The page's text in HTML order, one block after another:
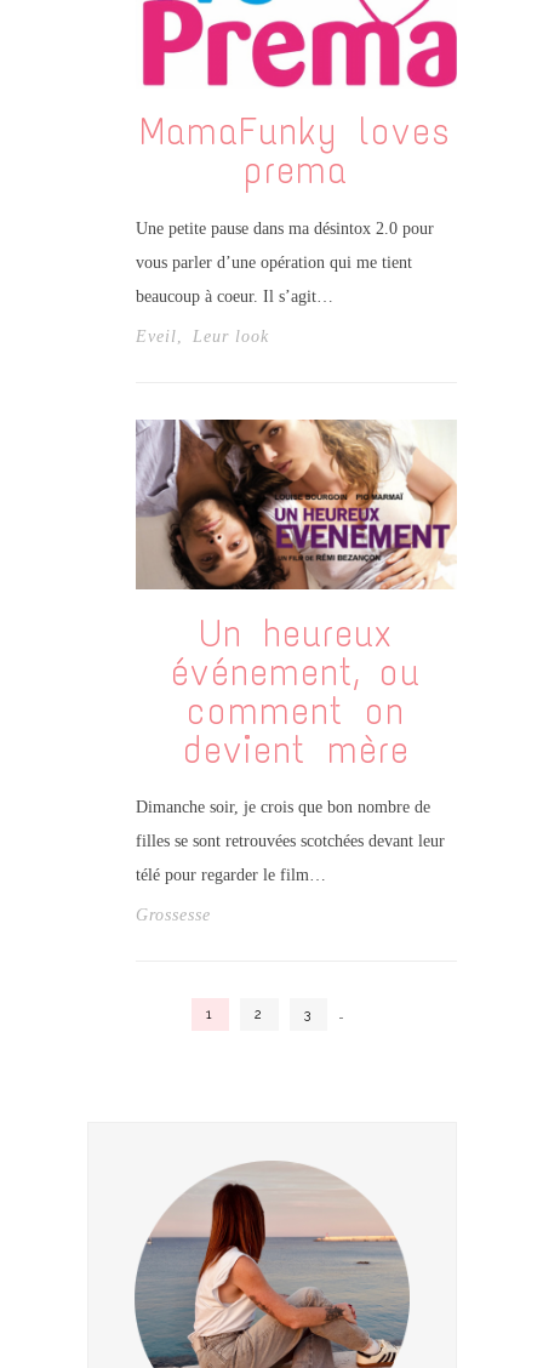
MamaFunky loves
prema
Une petite pause dans ma désintox 2.0 pour
vous parler d’une opération qui me tient
beaucoup à coeur. Il s’agit…
Eveil Leur look
Un heureux
événement, ou
comment on
devient mère
Dimanche soir, je crois que bon nombre de
filles se sont retrouvées scotchées devant leur
télé pour regarder le film…
Grossesse
1 2 3 …